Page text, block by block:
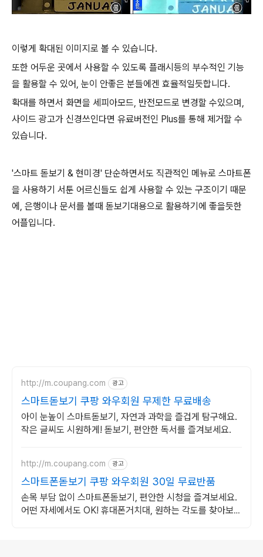
이렇게 확대된 이미지로 볼 수 있습니다.
또한 어두운 곳에서 사용할 수 있도록 플래시등의 부수적인 기능
을 활용할 수 있어, 눈이 안좋은 분들에겐 효율적일듯합니다.
확대를 하면서 화면을 세피아모드, 반전모드로 변경할 수있으며,
사이드 광고가 신경쓰인다면 유료버전인 Plus를 통해 제거할 수
있습니다.
'스마트 돋보기 & 현미경' 단순하면서도 직관적인 메뉴로 스마트폰
을 사용하기 서툰 어르신들도 쉽게 사용할 수 있는 구조이기 때문
에, 은행이나 문서를 볼때 돋보기대용으로 활용하기에 좋을듯한
어플입니다.
http://m.coupang.com 광고
스마트돋보기 쿠팡 와우회원 무제한 무료배송
아이 눈높이 스마트돋보기, 자연과 과학을 즐겁게 탐구해요.
작은 글씨도 시원하게! 돋보기, 편안한 독서를 즐겨보세요.
http://m.coupang.com 광고
스마트폰돋보기 쿠팡 와우회원 30일 무료반품
손목 부담 없이 스마트폰돋보기, 편안한 시청을 즐겨보세요.
어떤 자세에서도 OK! 휴대폰거치대, 원하는 각도를 찾아보세